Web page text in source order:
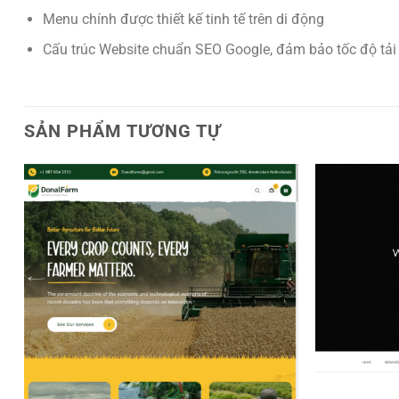
Menu chính được thiết kế tinh tế trên di động
Cấu trúc Website chuẩn SEO Google, đảm bảo tốc độ tải
SẢN PHẨM TƯƠNG TỰ